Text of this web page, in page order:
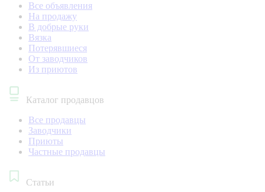
Все объявления
На продажу
В добрые руки
Вязка
Потерявшиеся
От заводчиков
Из приютов
Каталог продавцов
Все продавцы
Заводчики
Приюты
Частные продавцы
Статьи